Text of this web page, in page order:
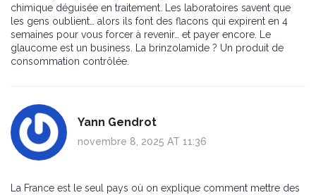
chimique déguisée en traitement. Les laboratoires savent que
les gens oublient… alors ils font des flacons qui expirent en 4
semaines pour vous forcer à revenir… et payer encore. Le
glaucome est un business. La brinzolamide ? Un produit de
consommation contrôlée.
Yann Gendrot
novembre 8, 2025 AT 11:36
La France est le seul pays où on explique comment mettre des